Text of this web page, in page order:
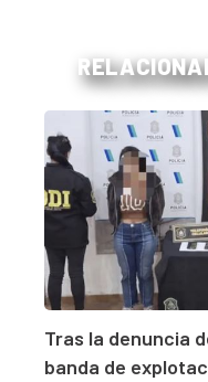
Tras la denuncia
banda de